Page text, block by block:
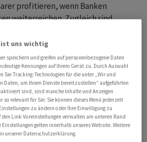
profitieren, wenn Banken
weiterreichen. Zugleich sind
steckt in der Zwickmühle: Hebt sie
an, läuft sie Gefahr, die Wirtschaft
den nächsten Preisschub?
Euro-Währungshüter ist es, die
zu halten. Der Ölpreisschock infolge
uns wichtig
speichern und greifen auf personenbezogene Daten
Kennungen auf Ihrem Gerät zu. Durch Auswahl
Sie Tracking-Technologien für die unter „Wir und
Daten, um Ihnen Dienste bereitzustellen“ aufgeführten
sind, sind manche Inhalte und Anzeigen
so relevant für Sie. Sie können dieses Menü jederzeit
zu ändern oder Ihre Einwilligung zu
Link Voreinstellungen verwalten am unteren Rand
gelten innerhalb unseres Website. Weitere
unserer Datenschutzerklärung.